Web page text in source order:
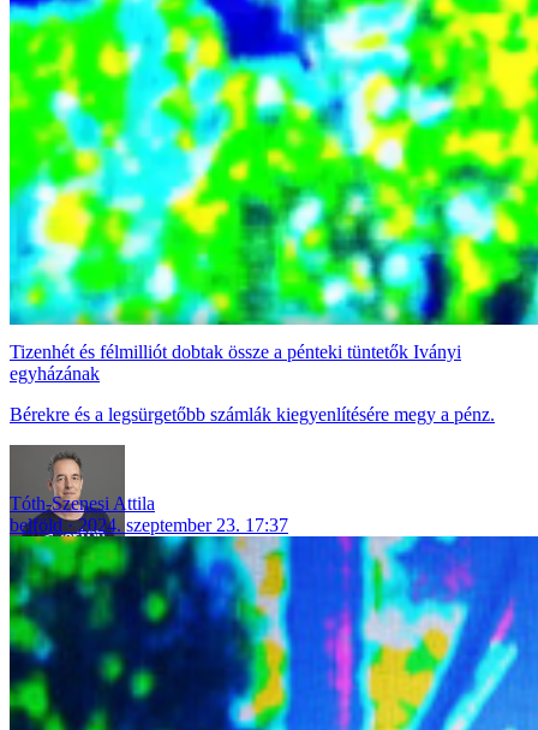
Tizenhét és félmilliót dobtak össze a pénteki tüntetők Iványi
egyházának
Bérekre és a legsürgetőbb számlák kiegyenlítésére megy a pénz.
Tóth-Szenesi Attila
belföld
2024. szeptember 23. 17:37